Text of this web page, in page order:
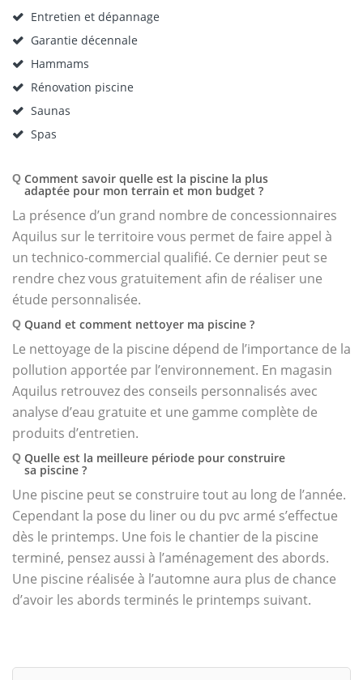
Entretien et dépannage
Garantie décennale
Hammams
Rénovation piscine
Saunas
Spas
Q Comment savoir quelle est la piscine la plus
adaptée pour mon terrain et mon budget ?
La présence d’un grand nombre de concessionnaires
Aquilus sur le territoire vous permet de faire appel à
un technico-commercial qualifié. Ce dernier peut se
rendre chez vous gratuitement afin de réaliser une
étude personnalisée.
Q Quand et comment nettoyer ma piscine ?
Le nettoyage de la piscine dépend de l’importance de la
pollution apportée par l’environnement. En magasin
Aquilus retrouvez des conseils personnalisés avec
analyse d’eau gratuite et une gamme complète de
produits d’entretien.
Q Quelle est la meilleure période pour construire
sa piscine ?
Une piscine peut se construire tout au long de l’année.
Cependant la pose du liner ou du pvc armé s’effectue
dès le printemps. Une fois le chantier de la piscine
terminé, pensez aussi à l’aménagement des abords.
Une piscine réalisée à l’automne aura plus de chance
d’avoir les abords terminés le printemps suivant.